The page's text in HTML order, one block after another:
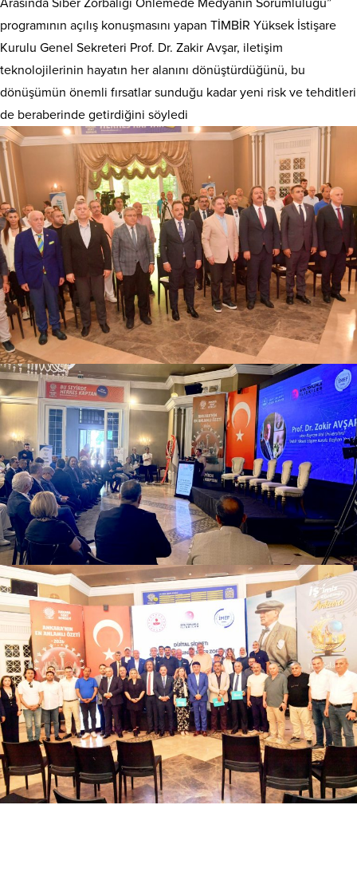
programının açılış konuşmasını yapan TİMBİR Yüksek İstişare
Kurulu Genel Sekreteri Prof. Dr. Zakir Avşar, iletişim
teknolojilerinin hayatın her alanını dönüştürdüğünü, bu
dönüşümün önemli fırsatlar sunduğu kadar yeni risk ve tehditleri
de beraberinde getirdiğini söyledi